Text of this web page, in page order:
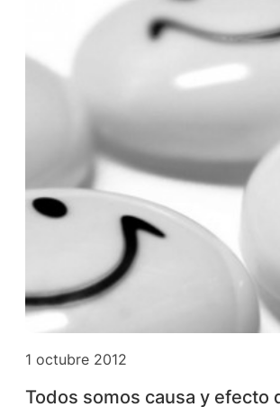
1 octubre 2012
Todos somos causa y efecto